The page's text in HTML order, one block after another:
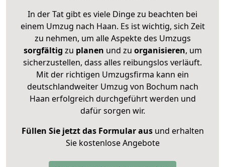
In der Tat gibt es viele Dinge zu beachten bei
einem Umzug nach Haan. Es ist wichtig, sich Zeit
zu nehmen, um alle Aspekte des Umzugs
sorgfältig zu planen und zu organisieren, um
sicherzustellen, dass alles reibungslos verläuft.
Mit der richtigen Umzugsfirma kann ein
deutschlandweiter Umzug von Bochum nach
Haan erfolgreich durchgeführt werden und
dafür sorgen wir.
Füllen Sie jetzt das Formular ausund erhalten
Sie kostenlose Angebote